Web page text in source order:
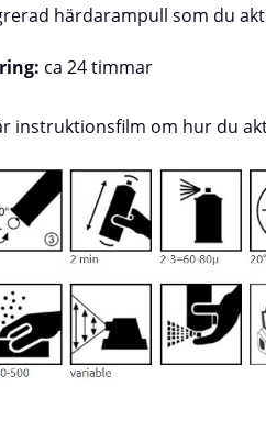
aktiverarhärdarampull som du
ca 24 timmar
instruktionsfilm om hur du